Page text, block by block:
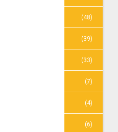
(48)
(39)
(33)
(7)
(4)
(6)